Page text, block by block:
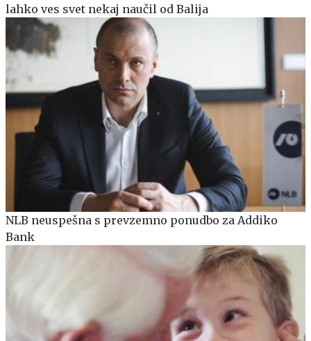
lahko ves svet nekaj naučil od Balija
NLB neuspešna s prevzemno ponudbo za Addiko
Bank